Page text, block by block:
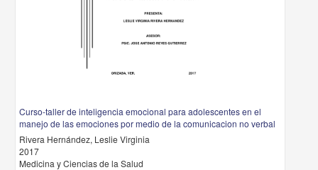
Curso-taller de inteligencia emocional para adolescentes en el
manejo de las emociones por medio de la comunicacion no verbal
Rivera Hernández, Leslie Virginia
2017
Medicina y Ciencias de la Salud